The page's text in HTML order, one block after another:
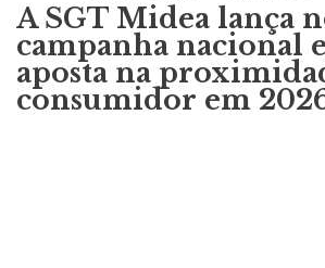
A SGT Midea lança
campanha nacional
aposta na
consumidor em